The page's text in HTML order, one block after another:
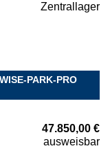
Zentrallager
PARK-PRO
47.850,00 €
ausweisbar